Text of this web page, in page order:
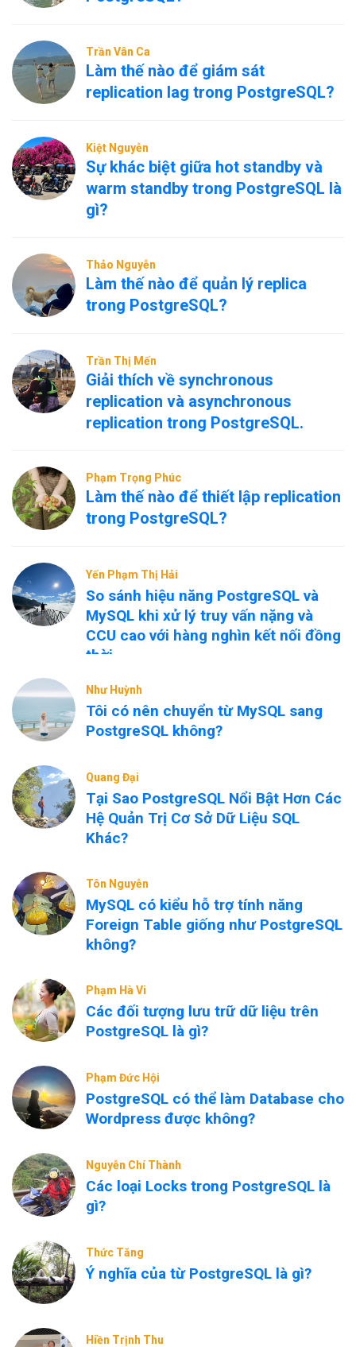
Trần Vân Ca
Làm thế nào để giám sát
replication lag trong PostgreSQL?
Kiệt Nguyễn
Sự khác biệt giữa hot standby và
warm standby trong PostgreSQL là
gì?
Thảo Nguyễn
Làm thế nào để quản lý replica
trong PostgreSQL?
Trần Thị Mến
Giải thích về synchronous
replication và asynchronous
replication trong PostgreSQL.
Phạm Trọng Phúc
Làm thế nào để thiết lập replication
trong PostgreSQL?
Yến Phạm Thị Hải
So sánh hiệu năng PostgreSQL và
MySQL khi xử lý truy vấn nặng và
CCU cao với hàng nghìn kết nối đồng
thời
Như Huỳnh
Tôi có nên chuyển từ MySQL sang
PostgreSQL không?
Quang Đại
Tại Sao PostgreSQL Nổi Bật Hơn Các
Hệ Quản Trị Cơ Sở Dữ Liệu SQL
Khác?
Tôn Nguyễn
MySQL có kiểu hỗ trợ tính năng
Foreign Table giống như PostgreSQL
không?
Phạm Hà Vi
Các đối tượng lưu trữ dữ liệu trên
PostgreSQL là gì?
Phạm Đức Hội
PostgreSQL có thể làm Database cho
Wordpress được không?
Nguyễn Chí Thành
Các loại Locks trong PostgreSQL là
gì?
Thức Tăng
Ý nghĩa của từ PostgreSQL là gì?
Hiền Trịnh Thu